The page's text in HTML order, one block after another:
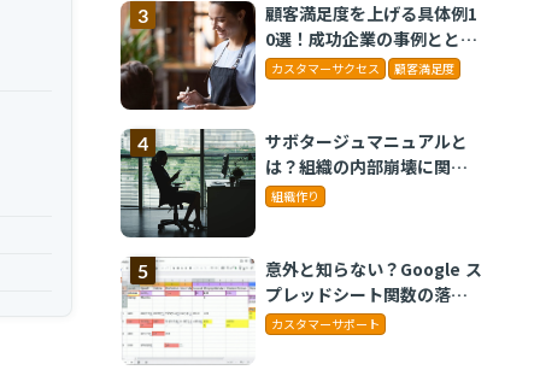
顧客満足度を上げる具体例1
0選！成功企業の事例ととも
に解説
カスタマーサクセス 顧客満足度
サボタージュマニュアルと
は？組織の内部崩壊に関す
るバイブル
組織作り
意外と知らない？Google ス
プレッドシート関数の落と
し穴 ～集計作業を効率化
カスタマーサポート